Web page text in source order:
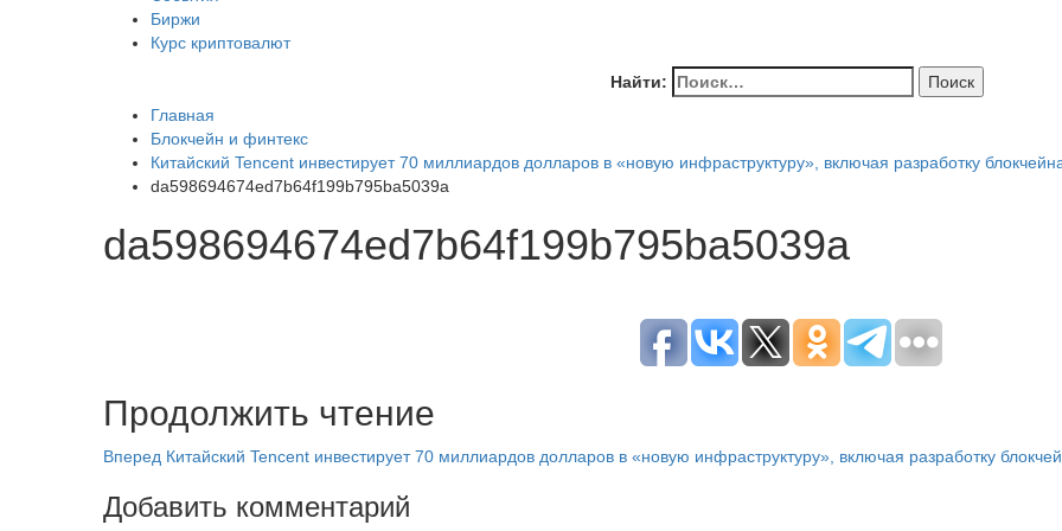
Биржи
Курс криптовалют
Найти:
Главная
Блокчейн и финтекс
Китайский Tencent инвестирует 70 миллиардов долларов в «новую инфраструктуру», включая разработку
da598694674ed7b64f199b795ba5039a
da598694674ed7b64f199b795ba5039a
Продолжить чтение
Вперед Китайский Tencent инвестирует 70 миллиардов долларов в «новую инфраструктуру», включая разработку
Добавить комментарий